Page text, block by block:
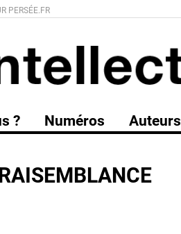
PERSÉE.FR
? Numéros Auteurs